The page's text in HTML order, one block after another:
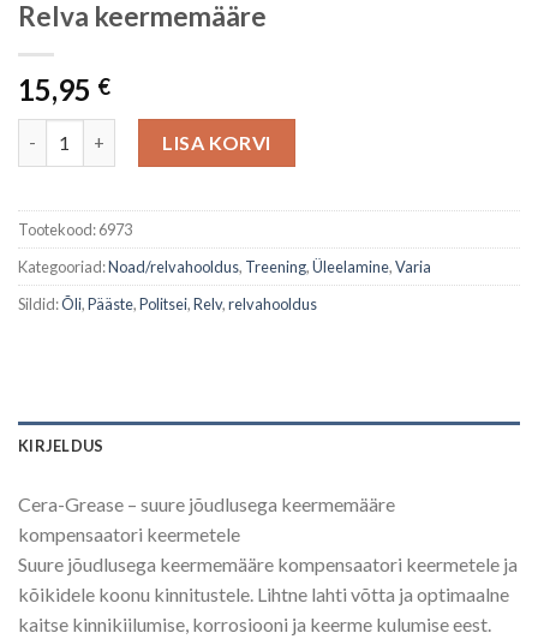
Relva keermemääre
15,95 €
LISA KORVI
Tootekood:6973
Kategooriad:Noad/relvahooldus, Treening,Üleelamine,Varia
Sildid:Õli,Pääste,Politsei,Relv,relvahooldus
KIRJELDUS
Cera-Grease – suure jõudlusega keermemääre
kompensaatori keermetele
Suure jõudlusega keermemääre kompensaatori keermetele ja
kõikidele koonu kinnitustele. Lihtne lahti võtta ja optimaalne
kaitse kinnikiilumise, korrosiooni ja keerme kulumise eest.